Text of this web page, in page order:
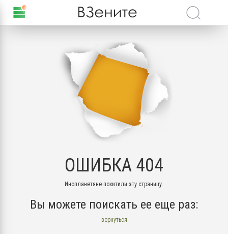
ОШИБКА 404
Инопланетяне похитили эту страницу.
Вы можете поискать ее еще раз:
вернуться